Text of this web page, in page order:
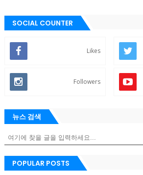
SOCIAL COUNTER
Likes
Followers
뉴스 검색
POPULAR POSTS